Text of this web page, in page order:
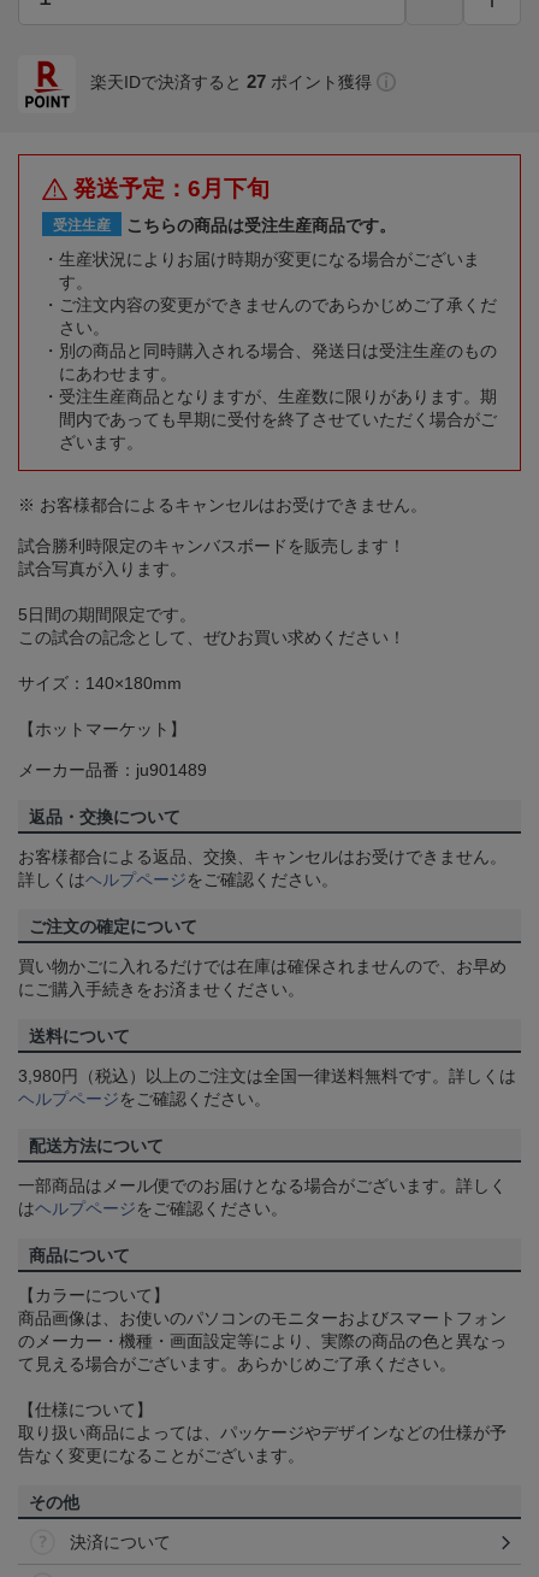
楽天IDで決済すると 27 ポイント獲得
発送予定：6月下旬
受注生産
こちらの商品は受注生産商品です。
生産状況によりお届け時期が変更になる場合がございま
す。
ご注文内容の変更ができませんのであらかじめご了承くだ
さい。
別の商品と同時購入される場合、発送日は受注生産のもの
にあわせます。
受注生産商品となりますが、生産数に限りがあります。期
間内であっても早期に受付を終了させていただく場合がご
ざいます。
※ お客様都合によるキャンセルはお受けできません。
試合勝利時限定のキャンバスボードを販売します！
試合写真が入ります。
5日間の期間限定です。
この試合の記念として、ぜひお買い求めください！
サイズ：140×180mm
【ホットマーケット】
メーカー品番：ju901489
返品・交換について
お客様都合による返品、交換、キャンセルはお受けできません。
詳しくはヘルプページをご確認ください。
ご注文の確定について
買い物かごに入れるだけでは在庫は確保されませんので、お早め
にご購入手続きをお済ませください。
送料について
3,980円（税込）以上のご注文は全国一律送料無料です。詳しくは
ヘルプページをご確認ください。
配送方法について
一部商品はメール便でのお届けとなる場合がございます。詳しく
はヘルプページをご確認ください。
商品について
【カラーについて】
商品画像は、お使いのパソコンのモニターおよびスマートフォン
のメーカー・機種・画面設定等により、実際の商品の色と異なっ
て見える場合がございます。あらかじめご了承ください。
【仕様について】
取り扱い商品によっては、パッケージやデザインなどの仕様が予
告なく変更になることがございます。
その他
決済について